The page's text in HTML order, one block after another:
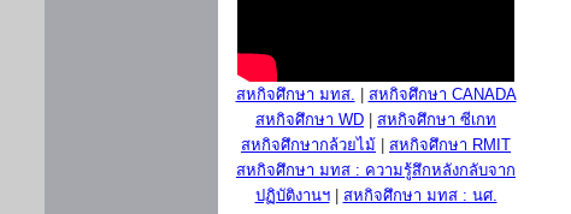
สหกิจศึกษา มทส.
สหกิจศึกษา CANADA
สหกิจศึกษา WD
สหกิจศึกษา ซีเกท
สหกิจศึกษากล้วยไม้
สหกิจศึกษา RMIT
สหกิจศึกษา มทส : ความรู้สึกหลังกลับจาก
ปฏิบัติงานฯ| สหกิจศึกษา มทส : นศ.